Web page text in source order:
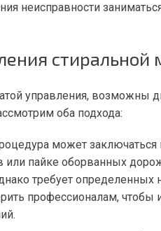
неисправности
стиральной
управления, возможны
оба подхода:
может заключаться
пайке оборванных
требует определенных
профессионалам, чтобы